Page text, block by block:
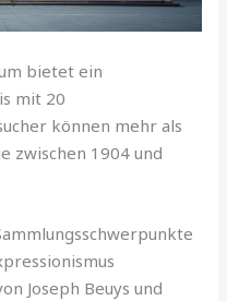
bietet ein
mit 20
können mehr als
zwischen 1904 und
Joseph Beuys und